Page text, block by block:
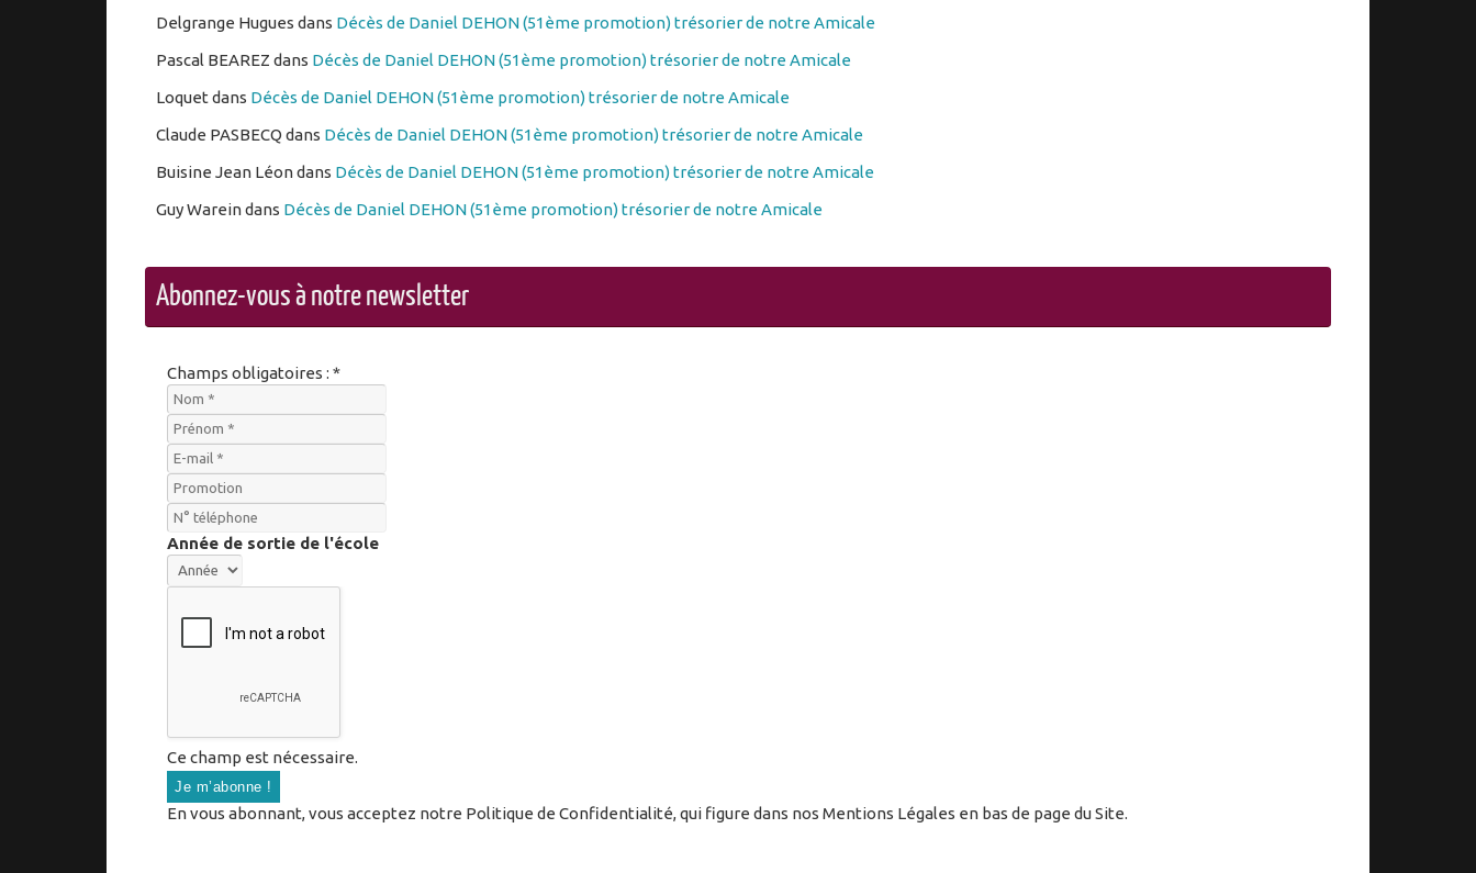
Delgrange Hugues dans Décès de Daniel DEHON (51ème promotion) trésorier de notre Amicale
Pascal BEAREZ dans Décès de Daniel DEHON (51ème promotion) trésorier de notre Amicale
Loquet dans Décès de Daniel DEHON (51ème promotion) trésorier de notre Amicale
Claude PASBECQ dans Décès de Daniel DEHON (51ème promotion) trésorier de notre Amicale
Buisine Jean Léondans Décès de Daniel DEHON (51ème promotion) trésorier de notre Amicale
Guy Wareindans Décès de Daniel DEHON (51ème promotion) trésorier de notre Amicale
Abonnez-vous à notre newsletter
Champs obligatoires : *
Année de sortie de l'école
Ce champ est nécessaire.
En vous abonnant, vous acceptez notre Politique de Confidentialité, qui figure dans nos Mentions Légales en bas de page du Site.